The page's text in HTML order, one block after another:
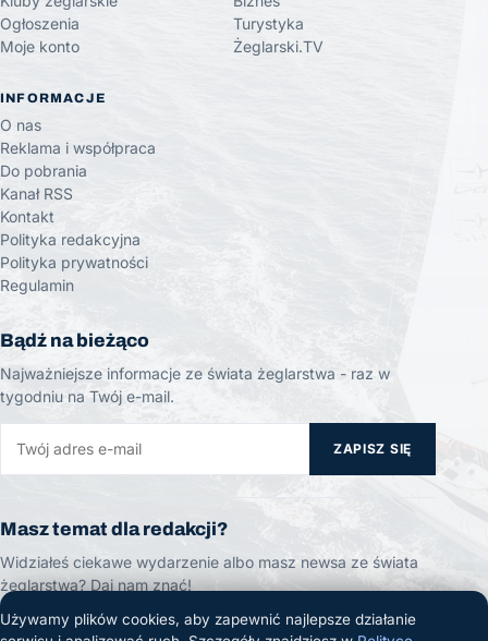
Ogłoszenia
Moje konto
Turystyka
Żeglarski.TV
INFORMACJE
O nas
Reklama i współpraca
Do pobrania
Kanał RSS
Kontakt
Polityka redakcyjna
Polityka prywatności
Regulamin
Bądź na bieżąco
Najważniejsze informacje ze świata żeglarstwa - raz w
tygodniu na Twój e-mail.
ZAPISZ SIĘ
Masz temat dla redakcji?
Widziałeś ciekawe wydarzenie albo masz newsa ze świata
żeglarstwa? Daj nam znać!
ZGŁOŚ TEMAT
Używamy plików cookies, aby zapewnić najlepsze działanie